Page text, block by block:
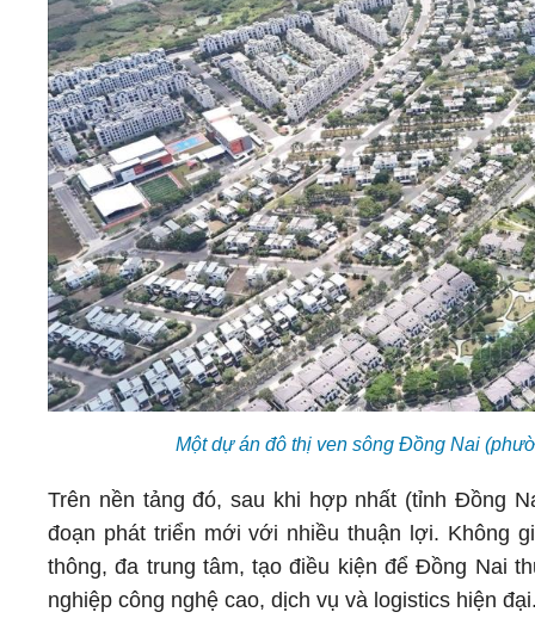
Một dự án đô thị ven sông Đồng Nai
Trên nền tảng đó, sau khi hợp nhất (tỉnh Đồng
đoạn phát triển mới với nhiều thuận lợi. Không
thông, đa trung tâm, tạo điều kiện để Đồng Nai
nghiệp công nghệ cao, dịch vụ và logistics hiện